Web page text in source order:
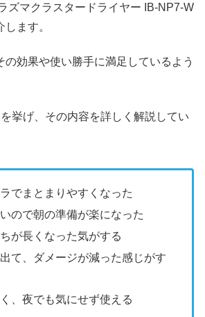
ズマクラスタードライヤー IB-NP7-W
ます。
の効果や使い勝手に満足しているよう
挙げ、その内容を詳しく解説してい
でまとまりやすくなった
ので朝の準備が楽になった
が長くなった気がする
て、ダメージが減った感じがす
、夜でも気にせず使える